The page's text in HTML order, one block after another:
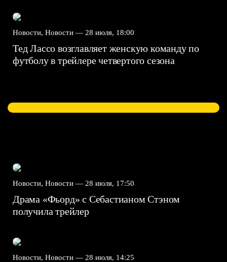
Новости, Новости — 28 июля, 18:00
Тед Лассо возглавляет женскую команду по
футболу в трейлере четвертого сезона
Новости, Новости — 28 июля, 17:50
Драма «Фьорд» с Себастианом Стэном
получила трейлер
Новости, Новости — 28 июля, 14:25